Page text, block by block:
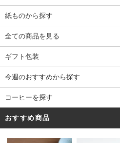
紙ものから探す
全ての商品を見る
ギフト包装
今週のおすすめから探す
コーヒーを探す
おすすめ商品